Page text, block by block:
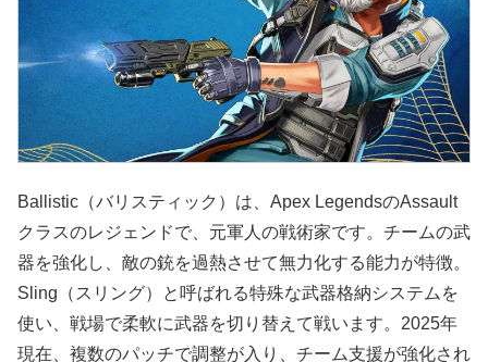
Ballistic（バリスティック）は、Apex LegendsのAssault
クラスのレジェンドで、元軍人の戦術家です。チームの武
器を強化し、敵の銃を過熱させて無力化する能力が特徴。
Sling（スリング）と呼ばれる特殊な武器格納システムを
使い、戦場で柔軟に武器を切り替えて戦います。2025年
現在、複数のパッチで調整が入り、チーム支援が強化され